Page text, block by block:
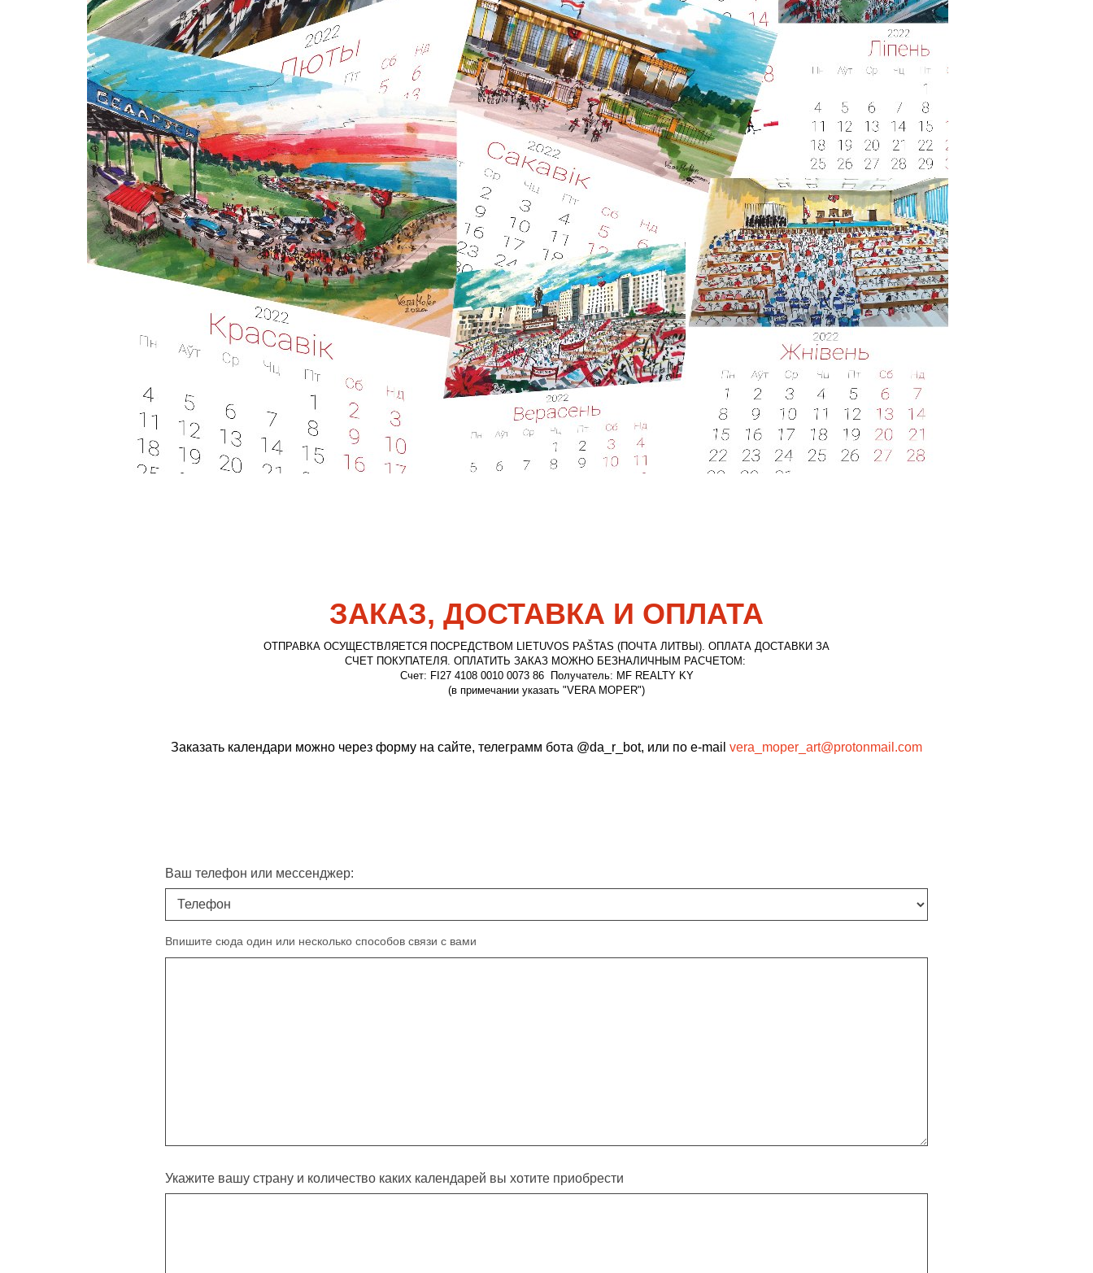
ЗАКАЗ, ДОСТАВКА И ОПЛАТА
ОТПРАВКА ОСУЩЕСТВЛЯЕТСЯ ПОСРЕДСТВОМ LIETUVOS PAŠTAS (ПОЧТА ЛИТВЫ). ОПЛАТА ДОСТАВКИ ЗА
СЧЕТ ПОКУПАТЕЛЯ. ОПЛАТИТЬ ЗАКАЗ МОЖНО БЕЗНАЛИЧНЫМ РАСЧЕТОМ:
Счет: FI27 4108 0010 0073 86 Получатель: MF REALTY KY
(в примечании указать "VERA MOPER")
Заказать календари можно через форму на сайте, телеграмм бота @da_r_bot, или по e-mail vera_moper_art@protonmail.com
Ваш телефон или мессенджер:
Впишите сюда один или несколько способов связи с вами
Укажите вашу страну и количество каких календарей вы хотите приобрести